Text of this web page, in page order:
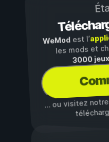
WeModest l’
les mods et
3000
… ou visitez